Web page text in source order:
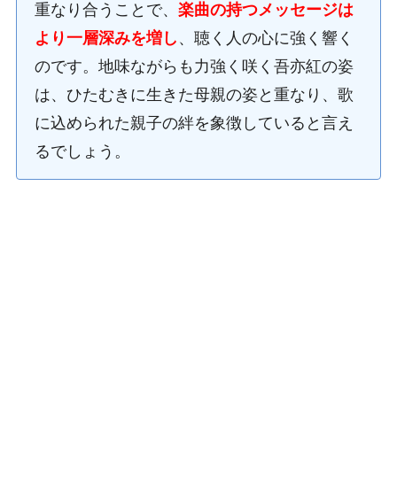
重なり合うことで、 楽曲の持つメッセージは
より一層深みを増し 、聴く人の心に強く響く
のです。地味ながらも力強く咲く吾亦紅の姿
は、ひたむきに生きた母親の姿と重なり、歌
に込められた親子の絆を象徴していると言え
るでしょう。